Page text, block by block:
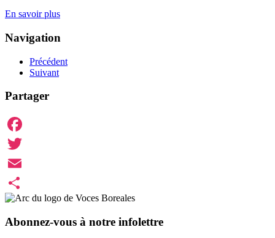
En savoir plus
Navigation
Précédent
Suivant
Partager
Facebook
Twitter
Email
Share
Abonnez-vous à notre infolettre